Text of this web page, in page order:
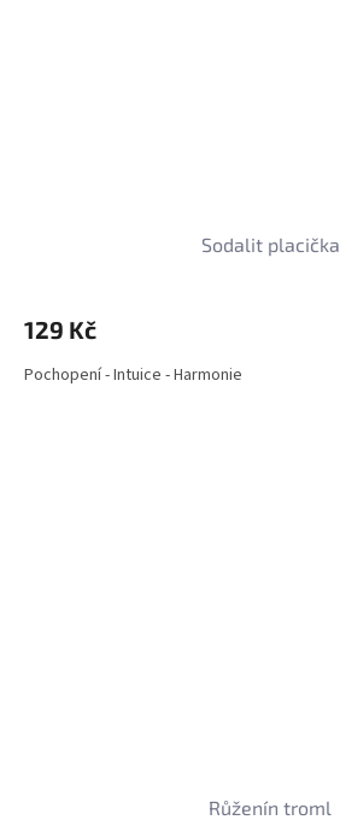
Sodalit placička
129 Kč
Pochopení - Intuice - Harmonie
Růženín troml